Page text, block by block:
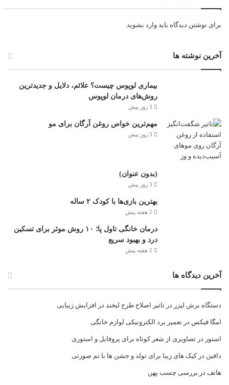
برای نوشتن دیدگاه باید وارد بشوید
آخرین نوشته ها
بیماری لوپوس چیست؟ علائم، دلایل و جدیدترین
روش‌های درمان لوپوس
3 روز پیش
مهم‌ترین خواص روغن آرگان برای مو
3 روز پیش
(بدون عنوان)
3 روز پیش
بهترین بازی‌ها با کودک ۲ ساله
2 هفته پیش
درمان خانگی تاول پا؛ ۱۰ روش موثر برای تسکین
درد و بهبود سریع
2 هفته پیش
آخرین دیدگاه ها
دستگاه برش لیزر در تاثیر اصلاح طرح لبخند در افزایش زیبایی
امگا فیکس در تعمیر برد الکترونیکی لوازم خانگی
استور در تصاویری از شعر کوتاه برای پروفایل و استوری
دافین درکیک های زیبا برای تولد و جشن ها با تم صورتی
هاتف در بررسی چسب پهن